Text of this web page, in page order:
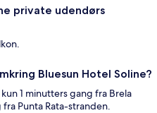
private udendørs
Bluesun Hotel Soline?
1 minutters gang fra Brela
Punta Rata-stranden.